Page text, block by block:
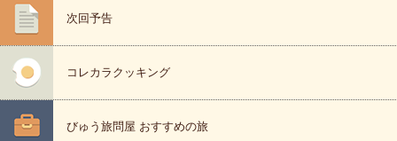
次回予告
コレカラクッキング
びゅう旅問屋 おすすめの旅